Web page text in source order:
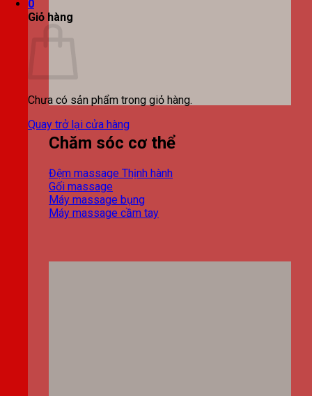
0
Giỏ hàng
Chưa có sản phẩm trong giỏ hàng.
Quay trở lại cửa hàng
Chăm sóc cơ thể
Đệm massage
Gối massage
Máy massage bụng
Máy massage cầm tay